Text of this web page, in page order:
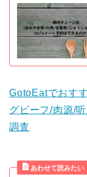
GotoEatでおす
グビーフ/肉源/
調査